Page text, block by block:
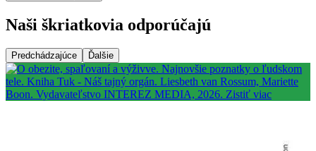
Naši škriatkovia odporúčajú
Predchádzajúce Ďalšie